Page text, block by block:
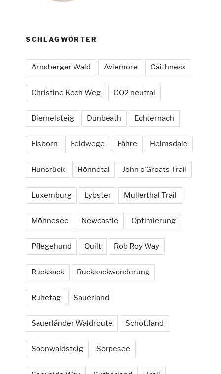
SCHLAGWÖRTER
Arnsberger Wald Aviemore Caithness
Christine Koch Weg CO2 neutral
Diemelsteig Dunbeath Echternach
Eisborn Feldwege Fähre Helmsdale
Hunsrück Hönnetal John o'Groats Trail
Luxemburg Lybster Mullerthal Trail
Möhnesee Newcastle Optimierung
Pflegehund Quilt Rob Roy Way
Rucksack Rucksackwanderung
Ruhetag Sauerland
Sauerländer Waldroute Schottland
Soonwaldsteig Sorpesee